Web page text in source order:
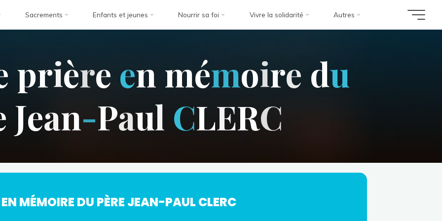
Sacrements Enfants et jeunes Nourrir sa foi Vivre la solidarité Autres
prière en mémoire du
Jean-Paul CLERC
EN MÉMOIRE DU PÈRE JEAN-PAUL CLERC